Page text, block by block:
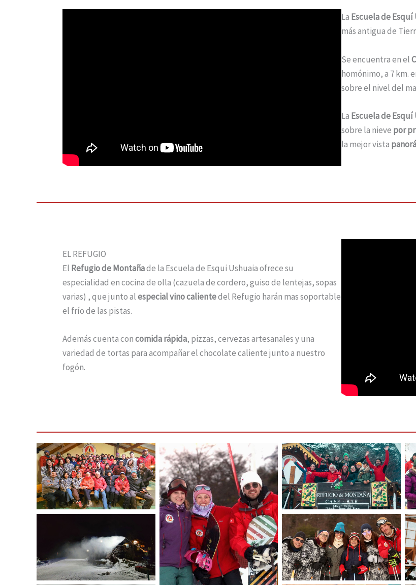
La Escuela de Esquí
más antigua de
Se encuentra en el
homónimo, a 7 km.
sobre el nivel del
La Escuela de Esquí
sobre la nieve por
la mejor vista
EL REFUGIO
El Refugio de Montañade la Escuela de Esqui Ushuaia ofrece su
especialidad en cocina de olla (cazuela de cordero, guiso de lentejas, sopas
varias) , que junto alespecial vino calientedel Refugio harán mas soportable
el frío de las pistas.
Además cuenta concomida rápida, pizzas, cervezas artesanales y una
variedad de tortas para acompañar el chocolate caliente junto a nuestro
fogón.
El Equipo
Los Profesores
El Equipo
Preparativos Disfrutando